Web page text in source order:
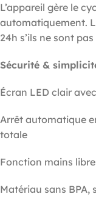
L’appareil gère le
automatiquement.
24h s’ils ne sont
Sécurité &
Écran LED clair
Arrêt automatique
totale
Fonction mains
Matériau sans BPA,